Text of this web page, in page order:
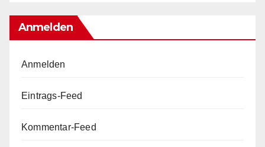
Anmelden
Anmelden
Eintrags-Feed
Kommentar-Feed